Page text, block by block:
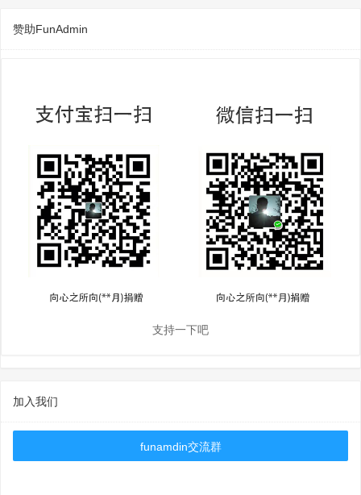
赞助FunAdmin
支持一下吧
加入我们
funamdin交流群